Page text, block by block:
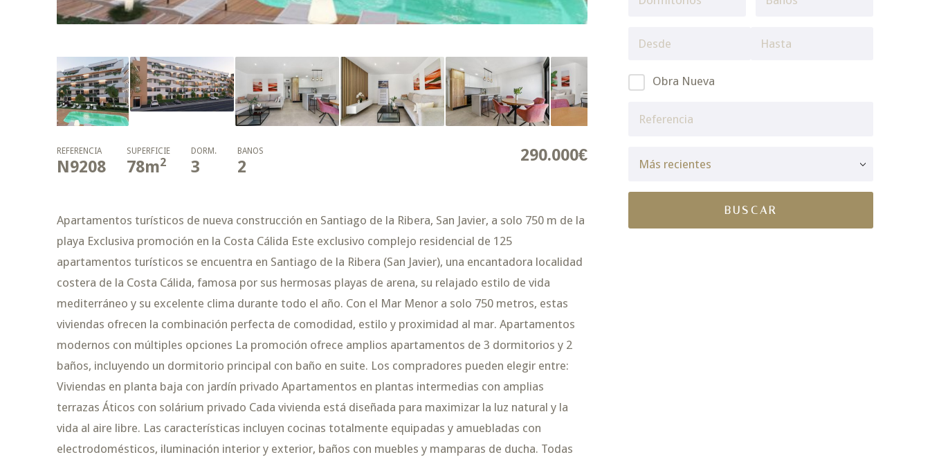
290.000€
REFERENCIA
N9208
SUPERFICIE
78m2
DORM.
3
BAÑOS
2
Apartamentos turísticos de nueva construcción en Santiago de la Ribera, San Javier, a solo 750 m de la
playa Exclusiva promoción en la Costa Cálida Este exclusivo complejo residencial de 125
apartamentos turísticos se encuentra en Santiago de la Ribera (San Javier), una encantadora localidad
costera de la Costa Cálida, famosa por sus hermosas playas de arena, su relajado estilo de vida
mediterráneo y su excelente clima durante todo el año. Con el Mar Menor a solo 750 metros, estas
viviendas ofrecen la combinación perfecta de comodidad, estilo y proximidad al mar. Apartamentos
modernos con múltiples opciones La promoción ofrece amplios apartamentos de 3 dormitorios y 2
baños, incluyendo un dormitorio principal con baño en suite. Los compradores pueden elegir entre:
Viviendas en planta baja con jardín privado Apartamentos en plantas intermedias con amplias
terrazas Áticos con solárium privado Cada vivienda está diseñada para maximizar la luz natural y la
vida al aire libre. Las características incluyen cocinas totalmente equipadas y amuebladas con
electrodomésticos, iluminación interior y exterior, baños con muebles y mamparas de ducha. Todas
Obra Nueva